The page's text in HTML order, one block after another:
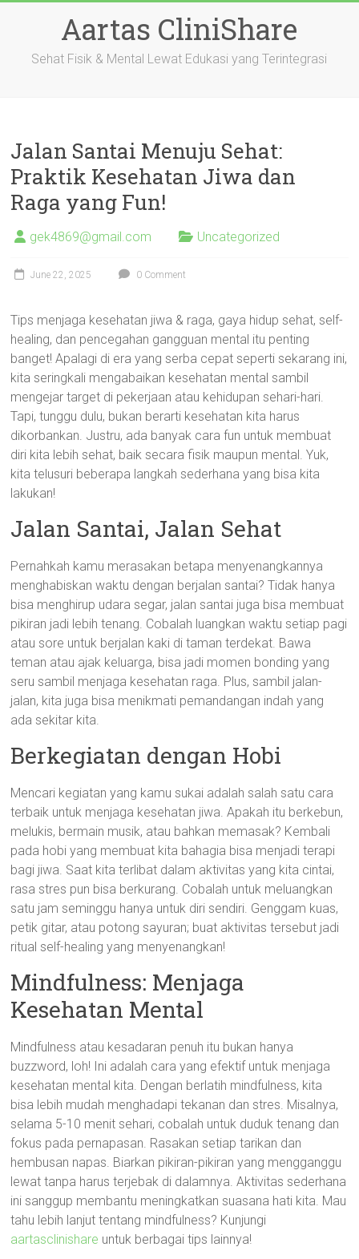
Aartas CliniShare
Sehat Fisik & Mental Lewat Edukasi yang Terintegrasi
Jalan Santai Menuju Sehat:
Praktik Kesehatan Jiwa dan
Raga yang Fun!
gek4869@gmail.com Uncategorized
June 22, 2025 0 Comment
Tips menjaga kesehatan jiwa & raga, gaya hidup sehat, self-
healing, dan pencegahan gangguan mental itu penting
banget! Apalagi di era yang serba cepat seperti sekarang ini,
kita seringkali mengabaikan kesehatan mental sambil
mengejar target di pekerjaan atau kehidupan sehari-hari.
Tapi, tunggu dulu, bukan berarti kesehatan kita harus
dikorbankan. Justru, ada banyak cara fun untuk membuat
diri kita lebih sehat, baik secara fisik maupun mental. Yuk,
kita telusuri beberapa langkah sederhana yang bisa kita
lakukan!
Jalan Santai, Jalan Sehat
Pernahkah kamu merasakan betapa menyenangkannya
menghabiskan waktu dengan berjalan santai? Tidak hanya
bisa menghirup udara segar, jalan santai juga bisa membuat
pikiran jadi lebih tenang. Cobalah luangkan waktu setiap pagi
atau sore untuk berjalan kaki di taman terdekat. Bawa
teman atau ajak keluarga, bisa jadi momen bonding yang
seru sambil menjaga kesehatan raga. Plus, sambil jalan-
jalan, kita juga bisa menikmati pemandangan indah yang
ada sekitar kita.
Berkegiatan dengan Hobi
Mencari kegiatan yang kamu sukai adalah salah satu cara
terbaik untuk menjaga kesehatan jiwa. Apakah itu berkebun,
melukis, bermain musik, atau bahkan memasak? Kembali
pada hobi yang membuat kita bahagia bisa menjadi terapi
bagi jiwa. Saat kita terlibat dalam aktivitas yang kita cintai,
rasa stres pun bisa berkurang. Cobalah untuk meluangkan
satu jam seminggu hanya untuk diri sendiri. Genggam kuas,
petik gitar, atau potong sayuran; buat aktivitas tersebut jadi
ritual self-healing yang menyenangkan!
Mindfulness: Menjaga
Kesehatan Mental
Mindfulness atau kesadaran penuh itu bukan hanya
buzzword, loh! Ini adalah cara yang efektif untuk menjaga
kesehatan mental kita. Dengan berlatih mindfulness, kita
bisa lebih mudah menghadapi tekanan dan stres. Misalnya,
selama 5-10 menit sehari, cobalah untuk duduk tenang dan
fokus pada pernapasan. Rasakan setiap tarikan dan
hembusan napas. Biarkan pikiran-pikiran yang mengganggu
lewat tanpa harus terjebak di dalamnya. Aktivitas sederhana
ini sanggup membantu meningkatkan suasana hati kita. Mau
tahu lebih lanjut tentang mindfulness? Kunjungi
aartasclinishare untuk berbagai tips lainnya!